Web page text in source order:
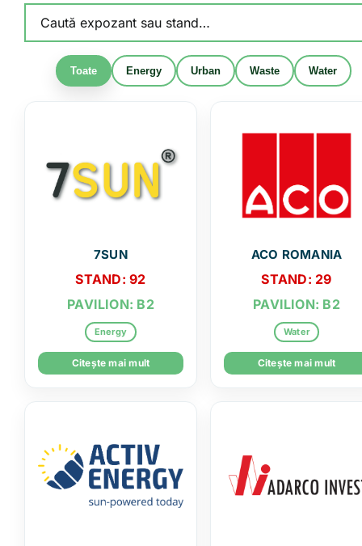
Parteneri
Download App
Toate Energy Urban Waste Water
7SUN
STAND: 92
PAVILION: B2
Energy
Citește mai mult
ACO ROMANIA
STAND: 29
PAVILION: B2
Water
Citește mai mult